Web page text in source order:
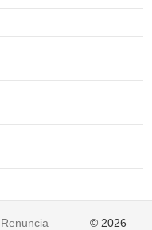
Renuncia
© 2026